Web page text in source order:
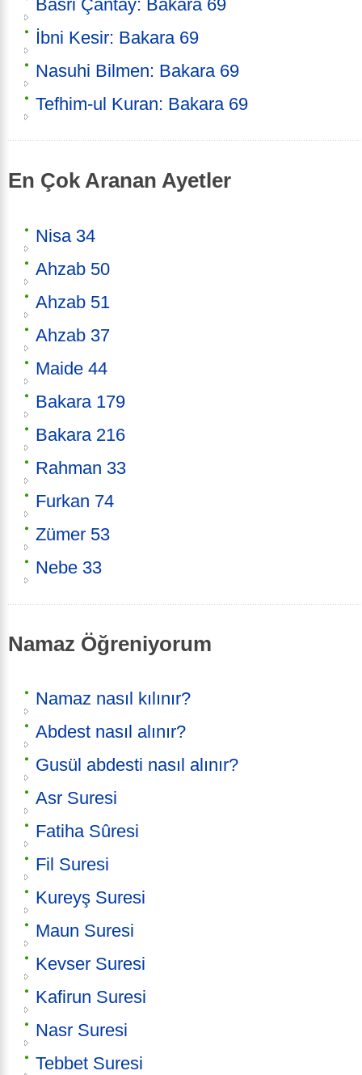
Basri Çantay: Bakara 69
İbni Kesir: Bakara 69
Nasuhi Bilmen: Bakara 69
Tefhim-ul Kuran: Bakara 69
En Çok Aranan Ayetler
Nisa 34
Ahzab 50
Ahzab 51
Ahzab 37
Maide 44
Bakara 179
Bakara 216
Rahman 33
Furkan 74
Zümer 53
Nebe 33
Namaz Öğreniyorum
Namaz nasıl kılınır?
Abdest nasıl alınır?
Gusül abdesti nasıl alınır?
Asr Suresi
Fatiha Sûresi
Fil Suresi
Kureyş Suresi
Maun Suresi
Kevser Suresi
Kafirun Suresi
Nasr Suresi
Tebbet Suresi